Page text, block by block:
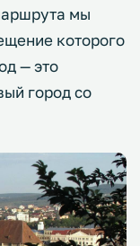
мы
которого
— это
город со